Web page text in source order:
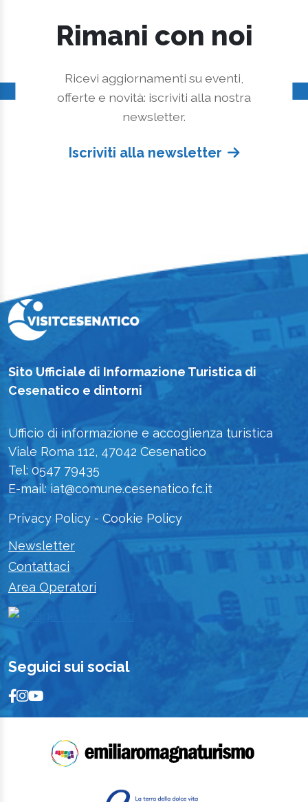
Rimani con noi
Ricevi aggiornamenti su eventi,
offerte e novità: iscriviti alla nostra
newsletter.
Iscriviti alla newsletter
Sito Ufficiale di Informazione Turistica di
Cesenatico e dintorni
Ufficio di informazione e accoglienza turistica
Viale Roma 112, 47042 Cesenatico
Tel: 0547 79435
E-mail: iat@comune.cesenatico.fc.it
Privacy Policy - Cookie Policy
Newsletter
Contattaci
Area Operatori
Seguici sui social